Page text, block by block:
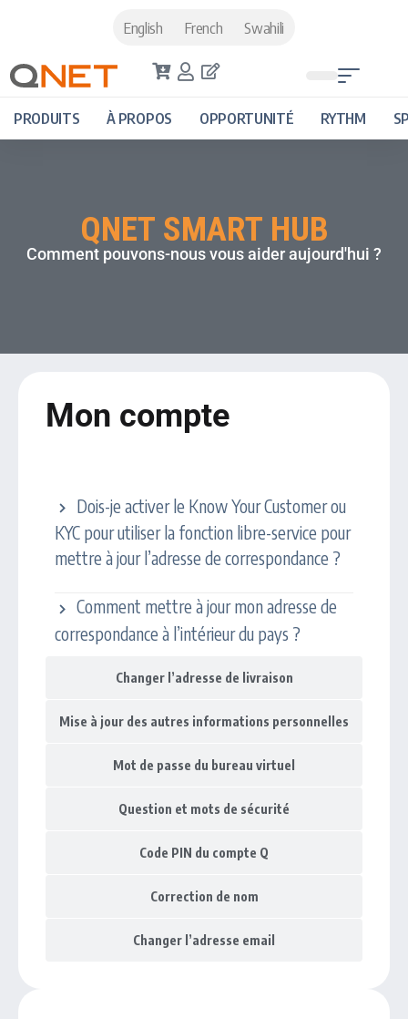
English French Swahili
PRODUITS À PROPOS OPPORTUNITÉ RYTHM
QNET SMART HUB
Comment pouvons-nous vous aider aujourd'hui ?
Mon compte
Changer l’adresse de livraison
Mise à jour des autres informations personnelles
Mot de passe du bureau virtuel
Question et mots de sécurité
Code PIN du compte Q
Correction de nom
Changer l’adresse email
Dois-je activer le Know Your Customer ou
KYC pour utiliser la fonction libre-service pour
mettre à jour l’adresse de correspondance ?
Comment mettre à jour mon adresse de
correspondance à l’intérieur du pays ?